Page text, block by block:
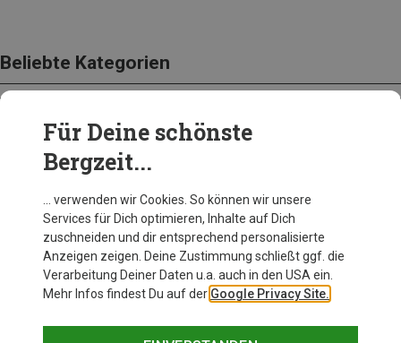
Beliebte Kategorien
BEKLEIDUNG
Für Deine schönste
Bergzeit...
… verwenden wir Cookies. So können wir unsere
Services für Dich optimieren, Inhalte auf Dich
zuschneiden und dir entsprechend personalisierte
Anzeigen zeigen. Deine Zustimmung schließt ggf. die
Verarbeitung Deiner Daten u.a. auch in den USA ein.
Mehr Infos findest Du auf der Google Privacy Site.